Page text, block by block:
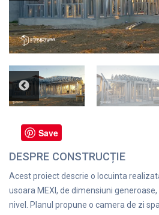
Save
DESPRE CONSTRUCȚIE
Acest proiect descrie o locuinta
usoara MEXI, de dimensiuni
nivel. Planul propune o camera de zi